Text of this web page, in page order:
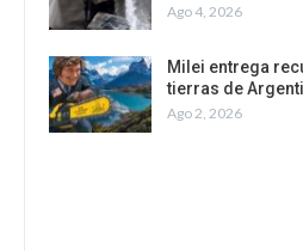
Ago 4, 2026
Milei entrega
tierras de
Ago 2, 2026